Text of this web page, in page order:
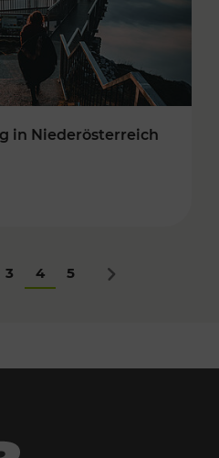
in Niederösterreich
3 4 5 Nächstes